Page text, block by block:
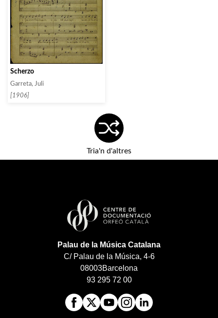
Scherzo
Garreta, Juli
[1906]
Tria'n d'altres
Palau de la Música Catalana
C/ Palau de la Música, 4-6
08003Barcelona
93 295 72 00